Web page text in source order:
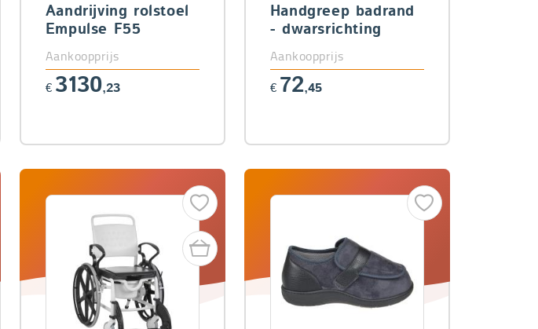
Aandrijving rolstoel
Empulse F55
Aankoopprijs
€ 3130,23
Handgreep badrand
- dwarsrichting
Aankoopprijs
€ 72,45